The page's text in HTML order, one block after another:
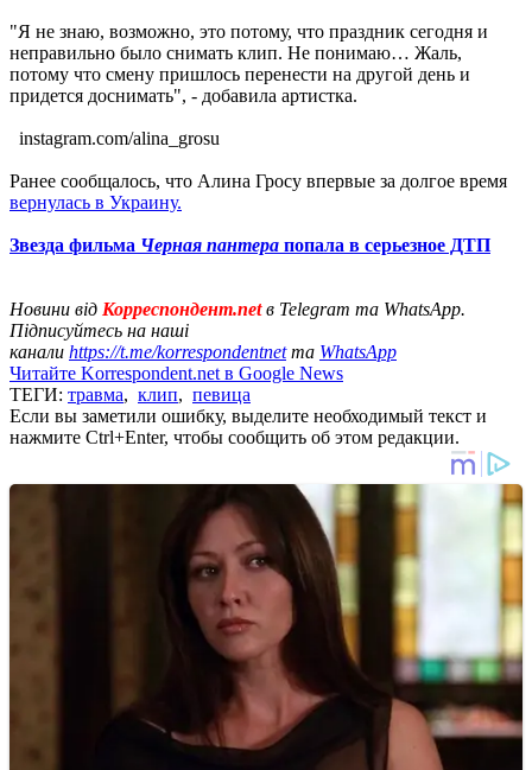
"Я не знаю, возможно, это потому, что праздник сегодня и
неправильно было снимать клип. Не понимаю… Жаль,
потому что смену пришлось перенести на другой день и
придется доснимать", - добавила артистка.
instagram.com/alina_grosu
Ранее сообщалось, что Алина Гросу впервые за долгое время
вернулась в Украину.
Звезда фильма Черная пантера попала в серьезное ДТП
Новини від Корреспондент.netв Telegram та WhatsApp.
Підписуйтесь на наші
канали https://t.me/korrespondentnetта WhatsApp
Читайте Korrespondent.net в Google News
ТЕГИ: травма, клип, певица
Если вы заметили ошибку, выделите необходимый текст и
нажмите Ctrl+Enter, чтобы сообщить об этом редакции.